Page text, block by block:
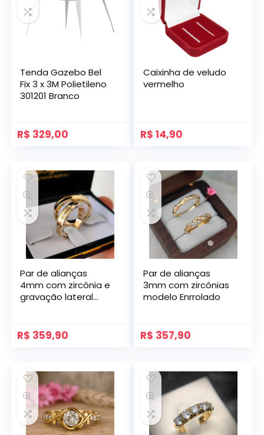
Tenda Gazebo Bel
Fix 3 x 3M Polietileno
301201 Branco
R$ 329,00
Caixinha de veludo
vermelho
R$ 14,90
Par de alianças
4mm com zircônia e
gravação lateral
R$ 359,90
Par de alianças
3mm com zircônias
modelo Enrrolado
R$ 357,90